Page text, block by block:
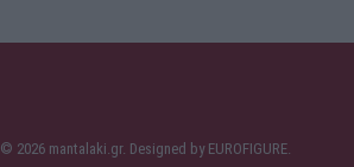
© 2026 mantalaki.gr. Designed by EUROFIGURE.